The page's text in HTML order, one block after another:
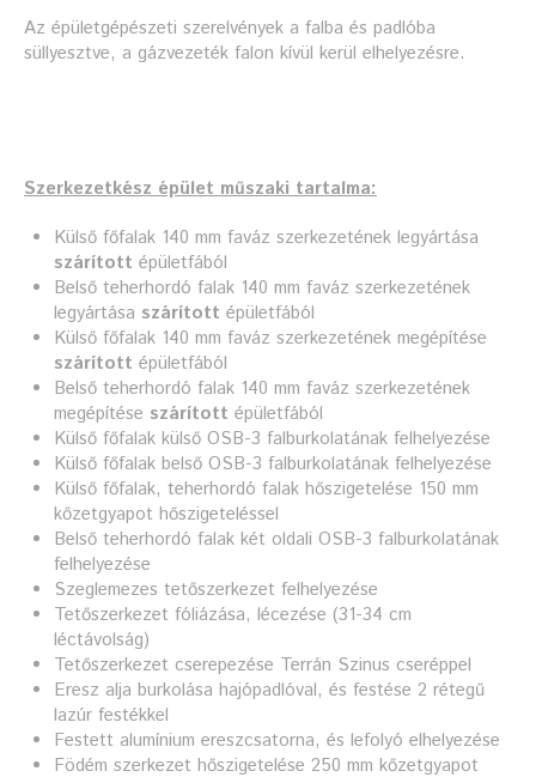
Az épületgépészeti szerelvények a falba és padlóba
süllyesztve, a gázvezeték falon kívül kerül elhelyezésre.
Szerkezetkész épület műszaki tartalma:
Külső főfalak 140 mm faváz szerkezetének legyártása
szárított épületfából
Belső teherhordó falak 140 mm faváz szerkezetének
legyártása szárított épületfából
Külső főfalak 140 mm faváz szerkezetének megépítése
szárított épületfából
Belső teherhordó falak 140 mm faváz szerkezetének
megépítése szárított épületfából
Külső főfalak külső OSB-3 falburkolatának felhelyezése
Külső főfalak belső OSB-3 falburkolatának felhelyezése
Külső főfalak, teherhordó falak hőszigetelése 150 mm
kőzetgyapot hőszigeteléssel
Belső teherhordó falak két oldali OSB-3 falburkolatának
felhelyezése
Szeglemezes tetőszerkezet felhelyezése
Tetőszerkezet fóliázása, lécezése (31-34 cm
léctávolság)
Tetőszerkezet cserepezése Terrán Szinus cseréppel
Eresz alja burkolása hajópadlóval, és festése 2 rétegű
lazúr festékkel
Festett alumínium ereszcsatorna, és lefolyó elhelyezése
Födém szerkezet hőszigetelése 250 mm kőzetgyapot